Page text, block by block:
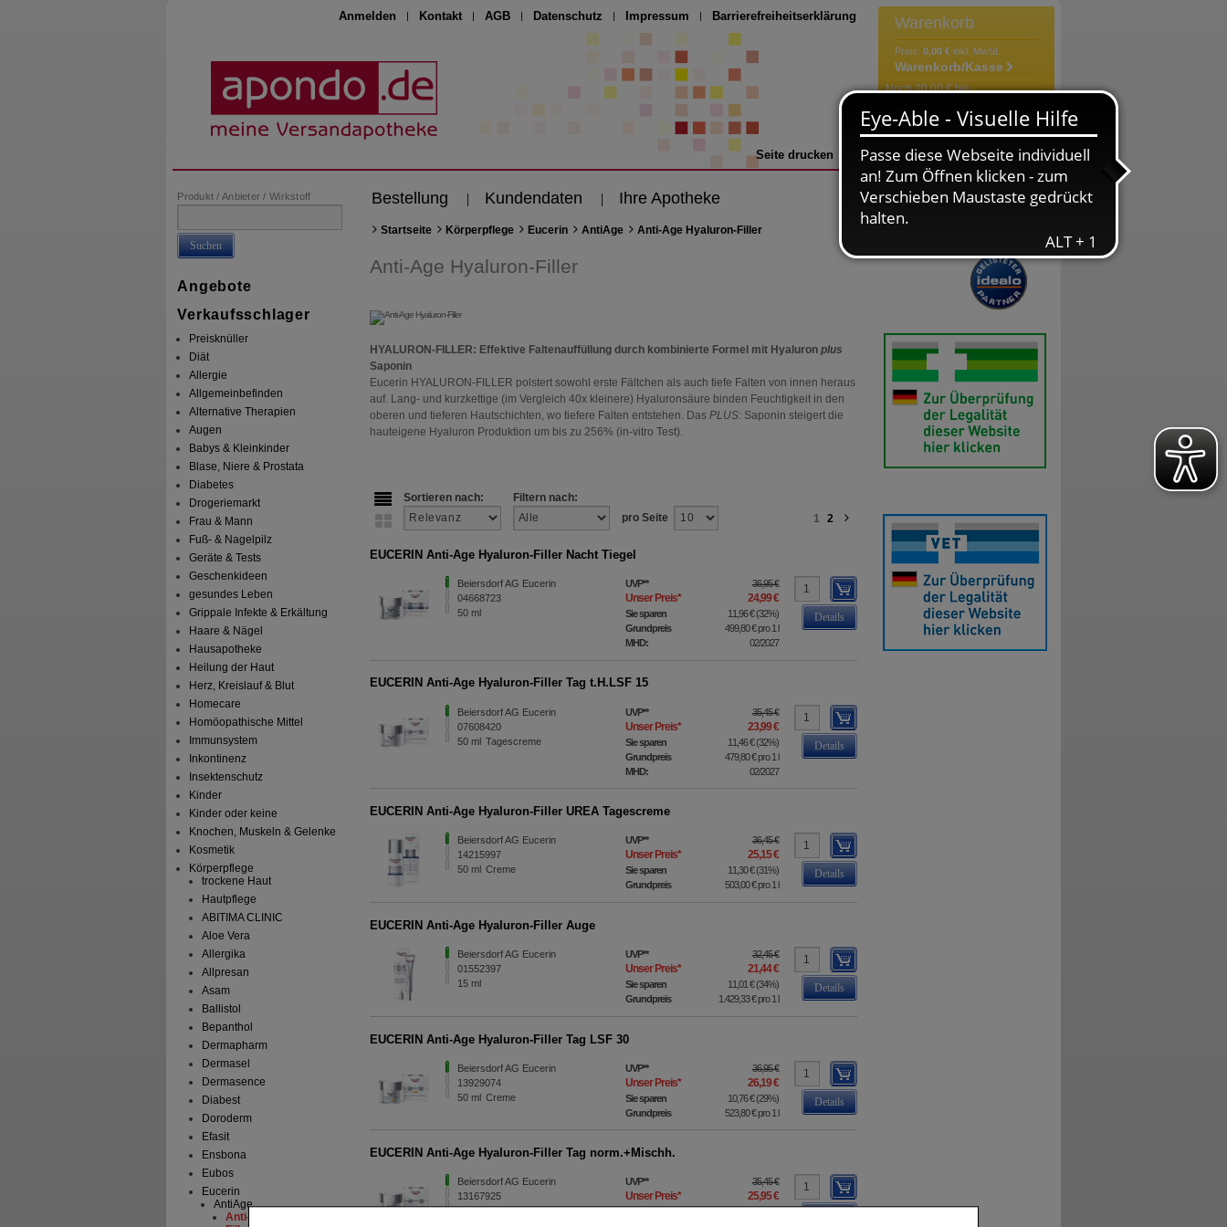
Anmelden Kontakt AGB Datenschutz Impressum Barrierefreiheitserklärung
Seite drucken
Warenkorb
Preis: 0,00 € inkl. MwSt.
Warenkorb/Kasse
Noch 20,00 € bis
Bestellung Kundendaten Ihre Apotheke
Produkt / Anbieter / Wirkstoff
Suchen
Angebote
Verkaufsschlager
Preisknüller
Diät
Allergie
Allgemeinbefinden
Alternative Therapien
Augen
Babys & Kleinkinder
Blase, Niere & Prostata
Diabetes
Drogeriemarkt
Frau & Mann
Fuß- & Nagelpilz
Geräte & Tests
Geschenkideen
gesundes Leben
Grippale Infekte & Erkältung
Haare & Nägel
Hausapotheke
Heilung der Haut
Herz, Kreislauf & Blut
Homecare
Homöopathische Mittel
Immunsystem
Inkontinenz
Insektenschutz
Kinder
Kinder oder keine
Knochen, Muskeln & Gelenke
Kosmetik
Körperpflege
trockene Haut
Hautpflege
ABITIMA CLINIC
Aloe Vera
Allergika
Allpresan
Asam
Ballistol
Bepanthol
Dermapharm
Dermasel
Dermasence
Diabest
Doroderm
Efasit
Ensbona
Eubos
Eucerin
AntiAge
Anti-Age Hyaluron-
Startseite Körperpflege Eucerin AntiAge Anti-Age Hyaluron-Filler
Anti-Age Hyaluron-Filler
HYALURON-FILLER: Effektive Faltenauffüllung durch kombinierte Formel mit Hyaluron plus
Saponin
Eucerin HYALURON-FILLER polstert sowohl erste Fältchen als auch tiefe Falten von innen heraus
auf. Lang- und kurzkettige (im Vergleich 40x kleinere) Hyaluronsäure binden Feuchtigkeit in den
oberen und tieferen Hautschichten, wo tiefere Falten entstehen. Das PLUS: Saponin steigert die
hauteigene Hyaluron Produktion um bis zu 256% (in-vitro Test).
Sortieren nach:
Filtern nach:
pro Seite
1 2
EUCERIN Anti-Age Hyaluron-Filler Nacht Tiegel
Beiersdorf AG Eucerin
04668723
50 ml
UVP** 36,95 €
Unser Preis* 24,99 €
Sie sparen 11,96 €(32%)
Grundpreis
499,80 €pro 1 l
MHD:
02/2027
Details
EUCERIN Anti-Age Hyaluron-Filler Tag t.H.LSF 15
Beiersdorf AG Eucerin
07608420
50 ml Tagescreme
UVP** 35,45 €
Unser Preis* 23,99 €
Sie sparen 11,46 €(32%)
Grundpreis
479,80 €pro 1 l
MHD:
02/2027
Details
EUCERIN Anti-Age Hyaluron-Filler UREA Tagescreme
Beiersdorf AG Eucerin
14215997
50 ml Creme
UVP** 36,45 €
Unser Preis* 25,15 €
Sie sparen 11,30 €(31%)
Grundpreis
503,00 €pro 1 l
Details
EUCERIN Anti-Age Hyaluron-Filler Auge
Beiersdorf AG Eucerin
01552397
15 ml
UVP** 32,45 €
Unser Preis* 21,44 €
Sie sparen 11,01 €(34%)
Grundpreis
1.429,33 €pro 1 l
Details
EUCERIN Anti-Age Hyaluron-Filler Tag LSF 30
Beiersdorf AG Eucerin
13929074
50 ml Creme
UVP** 36,95 €
Unser Preis* 26,19 €
Sie sparen 10,76 €(29%)
Grundpreis
523,80 €pro 1 l
Details
EUCERIN Anti-Age Hyaluron-Filler Tag norm.+Mischh.
Beiersdorf AG Eucerin
13167925
50ml Creme
UVP** 35,45 €
Unser Preis* 25,95 €
Bestellung
Versandkosten